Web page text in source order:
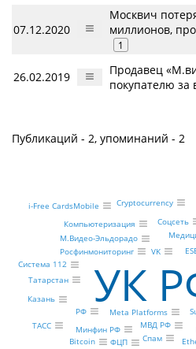
07.12.2020
Москвич
миллионов,
1
26.02.2019
Продавец
покупателю за
Публикаций - 2, упоминаний - 2
УК
VK
Meta Platforms
М.Видео-Эльдорадо
Минфин РФ
Росфинмониторинг
МВД РФ
Компьютеризация Соцсеть
Спам
Cryptocurrency
Bitcoin
i-Free CardsMobile
Система 112
Татарстан
РФ
Казань
ФЦП
ТАСС